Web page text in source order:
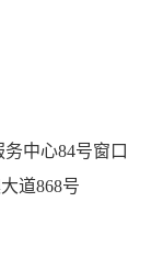
中心84号窗口
道868号